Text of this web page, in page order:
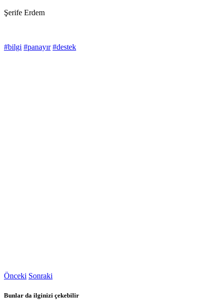
Şerife Erdem
#bilgi #panayır #destek
Önceki Sonraki
Bunlar da ilginizi çekebilir